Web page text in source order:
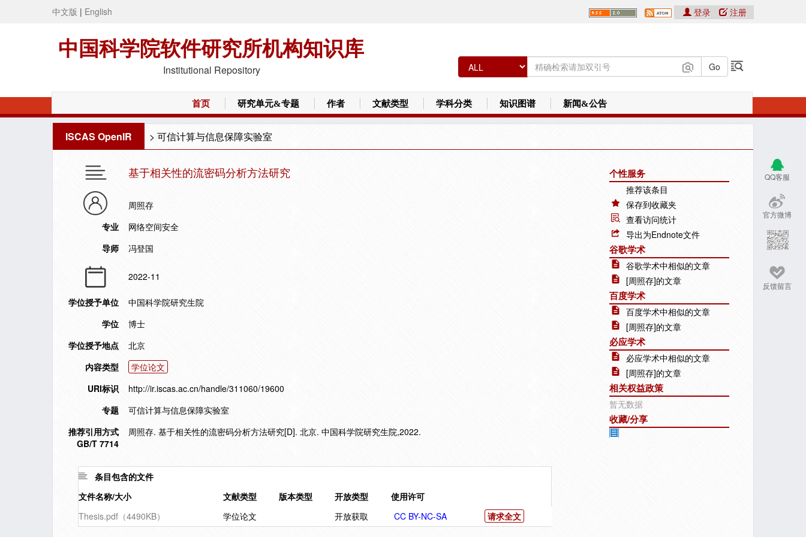
中文版 | English
中国科学院软件研究所机构知识库
Institutional Repository
登录 注册
首页 研究单元&专题 作者 文献类型 学科分类 知识图谱 新闻&公告
ISCAS OpenIR > 可信计算与信息保障实验室
QQ客服
官方微博
反馈留言
基于相关性的流密码分析方法研究
周照存
专业
网络空间安全
导师
冯登国
2022-11
学位授予单位
中国科学院研究生院
学位
博士
学位授予地点
北京
内容类型
学位论文
URI标识
http://ir.iscas.ac.cn/handle/311060/19600
专题
可信计算与信息保障实验室
推荐引用方式
GB/T 7714
周照存. 基于相关性的流密码分析方法研究[D]. 北京. 中国科学院研究生院,2022.
条目包含的文件
文件名称/大小
文献类型 版本类型 开放类型
使用许可
Thesis.pdf（4490KB）
学位论文 开放获取 CC BY-NC-SA 请求全文
个性服务
推荐该条目
保存到收藏夹
查看访问统计
导出为Endnote文件
谷歌学术
谷歌学术中相似的文章
[周照存]的文章
百度学术
百度学术中相似的文章
[周照存]的文章
必应学术
必应学术中相似的文章
[周照存]的文章
相关权益政策
暂无数据
收藏/分享